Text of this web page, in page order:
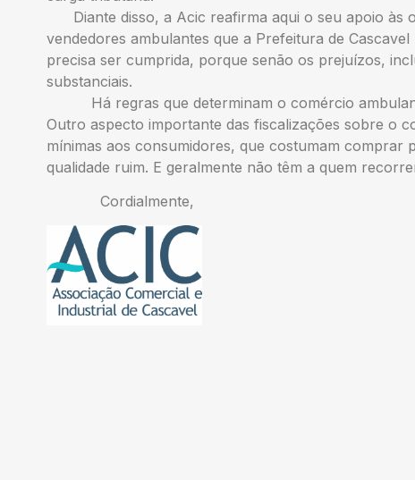
Diante disso, a Acic reafirma aqui o seu apoio às
vendedores ambulantes que a Prefeitura de
precisa ser cumprida, porque senão os prejuízos,
substanciais.
Há regras que determinam o comércio
Outro aspecto importante das fiscalizações sobre o
mínimas aos consumidores, que costumam comprar
qualidade ruim. E geralmente não têm a quem
Cordialmente,